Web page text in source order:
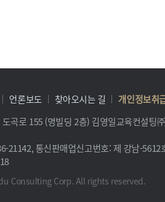
언론보도 찾아오시는 길
개인정보취
곡로 155 (명빌딩 2층) 김영일교육컨설팅
21142, 통신판매업신고번호: 제 강남-
Consulting Corp. All rights reserved.